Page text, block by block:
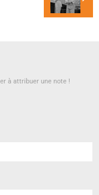
à attribuer une note !